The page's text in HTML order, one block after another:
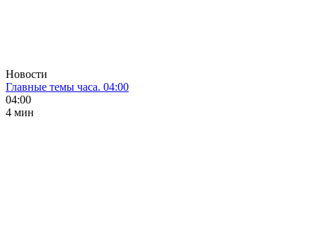
Новости
Главные темы часа. 04:00
04:00
4 мин